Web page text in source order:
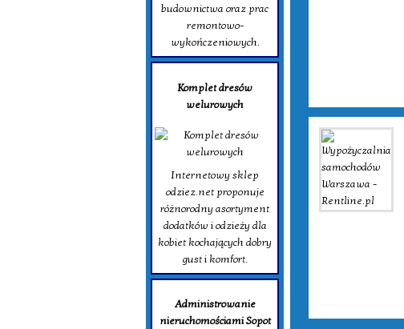
budownictwa oraz prac
remontowo-
wykończeniowych.
Komplet dresów
welurowych
Internetowy sklep
odziez.net proponuje
różnorodny asortyment
dodatków i odzieży dla
kobiet kochających dobry
gust i komfort.
Administrowanie
nieruchomościami Sopot